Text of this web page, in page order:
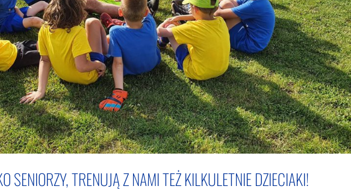
SENIORZY, TRENUJĄ Z NAMI TEŻ KILKULETNIE DZIECIAKI!